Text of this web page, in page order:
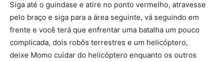
Siga até o guindase e atire no ponto vermelho, atravesse
pelo braço e siga para a área seguinte, vá seguindo em
frente e você terá que enfrentar uma batalha um pouco
complicada, dois robôs terrestres e um helicóptero,
deixe Momo cuidar do helicóptero enquanto os outros